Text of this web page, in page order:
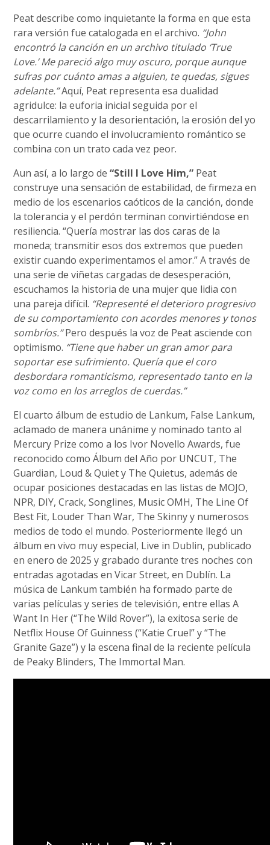
Peat describe como inquietante la forma en que esta
rara versión fue catalogada en el archivo. “John
encontró la canción en un archivo titulado ‘True
Love.’ Me pareció algo muy oscuro, porque aunque
sufras por cuánto amas a alguien, te quedas, sigues
adelante.”Aquí, Peat representa esa dualidad
agridulce: la euforia inicial seguida por el
descarrilamiento y la desorientación, la erosión del yo
que ocurre cuando el involucramiento romántico se
combina con un trato cada vez peor.
Aun así, a lo largo de“Still I Love Him,” Peat
construye una sensación de estabilidad, de firmeza en
medio de los escenarios caóticos de la canción, donde
la tolerancia y el perdón terminan convirtiéndose en
resiliencia. “Quería mostrar las dos caras de la
moneda; transmitir esos dos extremos que pueden
existir cuando experimentamos el amor.” A través de
una serie de viñetas cargadas de desesperación,
escuchamos la historia de una mujer que lidia con
una pareja difícil. “Representé el deterioro progresivo
de su comportamiento con acordes menores y tonos
sombríos.”Pero después la voz de Peat asciende con
optimismo. “Tiene que haber un gran amor para
soportar ese sufrimiento. Quería que el coro
desbordara romanticismo, representado tanto en la
voz como en los arreglos de cuerdas.”
El cuarto álbum de estudio de Lankum, False Lankum,
aclamado de manera unánime y nominado tanto al
Mercury Prize como a los Ivor Novello Awards, fue
reconocido como Álbum del Año por UNCUT, The
Guardian, Loud & Quiet y The Quietus, además de
ocupar posiciones destacadas en las listas de MOJO,
NPR, DIY, Crack, Songlines, Music OMH, The Line Of
Best Fit, Louder Than War, The Skinny y numerosos
medios de todo el mundo. Posteriormente llegó un
álbum en vivo muy especial, Live in Dublin, publicado
en enero de 2025 y grabado durante tres noches con
entradas agotadas en Vicar Street, en Dublín. La
música de Lankum también ha formado parte de
varias películas y series de televisión, entre ellas A
Want In Her (“The Wild Rover”), la exitosa serie de
Netflix House Of Guinness (“Katie Cruel” y “The
Granite Gaze”) y la escena final de la reciente película
de Peaky Blinders, The Immortal Man.